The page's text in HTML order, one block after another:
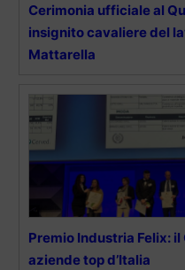
Cerimonia ufficiale al
insignito cavaliere del
Mattarella
Premio Industria Felix: il
aziende top d’Italia